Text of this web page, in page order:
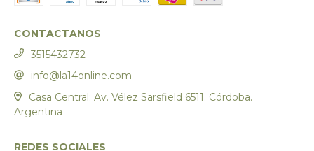
CONTACTANOS
3515432732
info@la14online.com
Casa Central: Av. Vélez Sarsfield 6511. Córdoba.
Argentina
REDES SOCIALES